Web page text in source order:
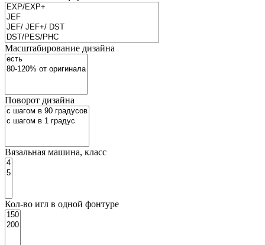
Масштабирование дизайна
Поворот дизайна
Вязальная машина, класс
Кол-во игл в одной фонтуре